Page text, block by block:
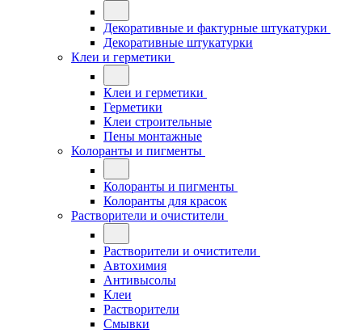
Декоративные и фактурные штукатурки
Декоративные штукатурки
Клеи и герметики
Клеи и герметики
Герметики
Клеи строительные
Пены монтажные
Колоранты и пигменты
Колоранты и пигменты
Колоранты для красок
Растворители и очистители
Растворители и очистители
Автохимия
Антивысолы
Клеи
Растворители
Смывки